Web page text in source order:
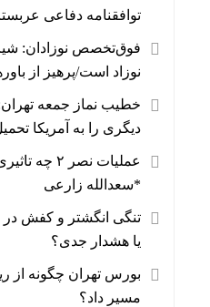
توافقنامه دفاعی
فوق‌تخصص نوزادان: شیر
نوزاد است/پرهیز از
خطیب نماز جمعه
دیگری را به آمریکا
عملیات
*سعدالله زارعی
تنگی انگشتر و کفش
یا هشدار جدی؟
بورس تهران چگونه از
مسیر داد؟